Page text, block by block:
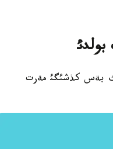
بةس كذشئگئ مةرت